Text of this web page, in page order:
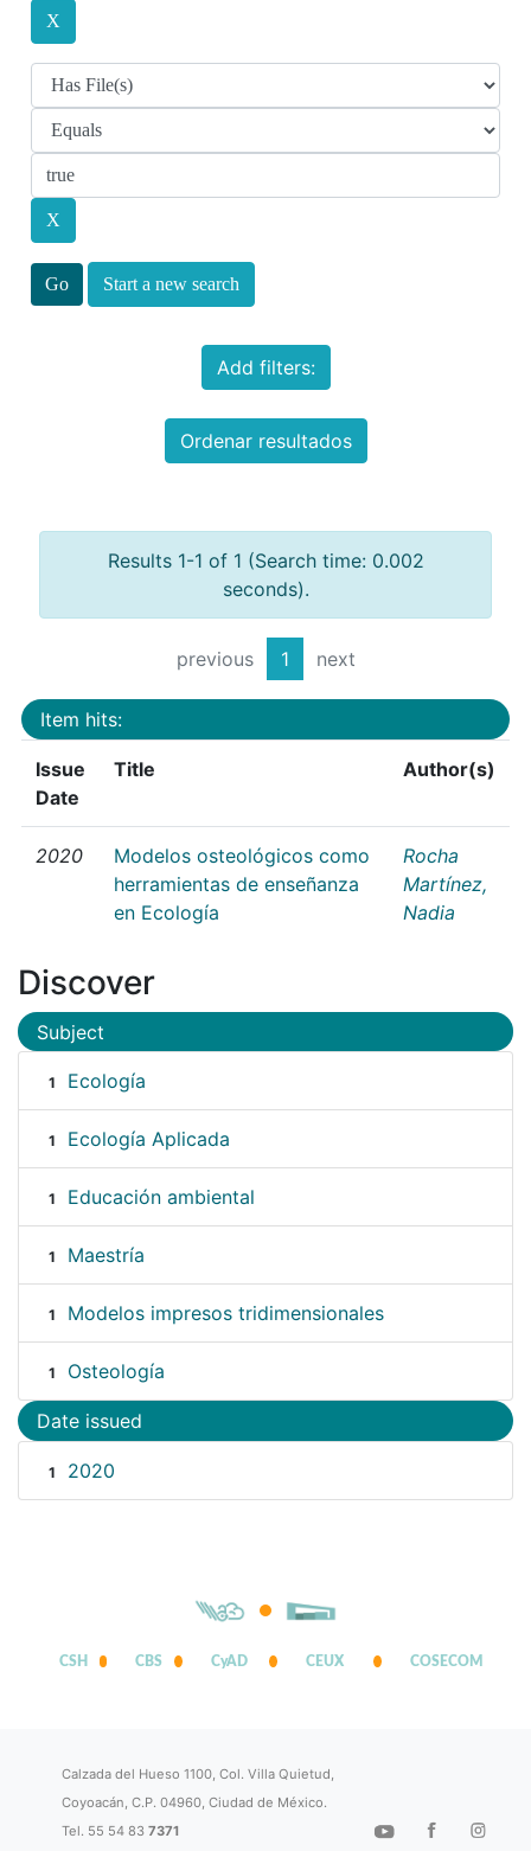
Start a new search
Add filters:
Ordenar resultados
Results 1-1 of 1 (Search time: 0.002
seconds).
previous 1 next
Item hits:
Issue
Date
Title Author(s)
2020
Modelos osteológicos como
herramientas de enseñanza
en Ecología
Rocha
Martínez,
Nadia
Discover
Subject
1 Ecología
1 Ecología Aplicada
1 Educación ambiental
1 Maestría
1 Modelos impresos tridimensionales
1 Osteología
Date issued
1 2020
CSH CBS CyAD CEUX COSECOM
Calzada del Hueso 1100, Col. Villa Quietud,
Coyoacán, C.P. 04960, Ciudad de México.
Tel. 55 54 837371